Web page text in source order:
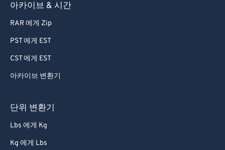
아카이브 & 시간
RAR 에게 Zip
PST 에게 EST
CST 에게 EST
아카이브 변환기
단위 변환기
Lbs 에게 Kg
Kg 에게 Lbs